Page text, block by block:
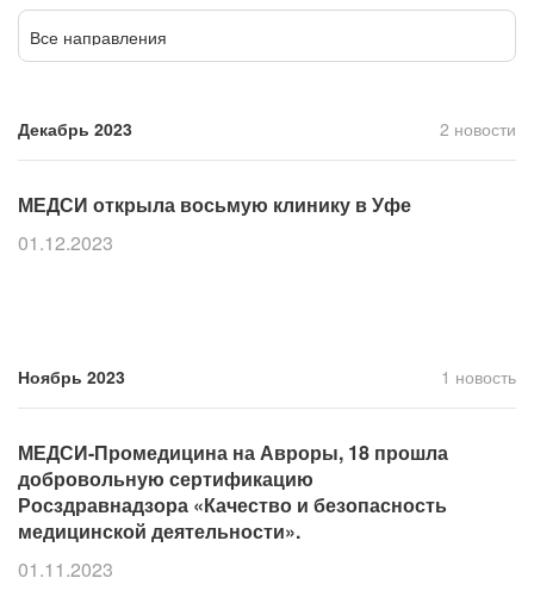
Рентгенология
Все направления
Декабрь 2023 2 новости
МЕДСИ открыла восьмую клинику в Уфе
01.12.2023
Ноябрь 2023 1 новость
МЕДСИ-Промедицина на Авроры, 18 прошла
добровольную сертификацию
Росздравнадзора «Качество и безопасность
медицинской деятельности».
01.11.2023